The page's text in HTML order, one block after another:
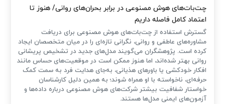
چت‌بات‌های هوش مصنوعی در برابر بحران‌های روانی/ هنوز تا
اعتماد کامل فاصله داریم
گسترش استفاده از چت‌بات‌های هوش مصنوعی برای دریافت
مشاوره‌های عاطفی و روانی، نگرانی تازه‌ای را در میان متخصصان ایجاد
کرده است. پژوهشگران می‌گویند مدل‌های جدید در تشخیص پریشانی
روانی بهتر شده‌اند، اما هنوز ممکن است در موقعیت‌های حساس مانند
افکار خودکشی یا باورهای هذیانی، به‌جای هدایت فرد به سمت کمک
حرفه‌ای، ناخواسته با او همراه شوند؛ به همین دلیل کارشناسان
خواستار شفافیت بیشتر شرکت‌های هوش مصنوعی درباره داده‌ها و
آزمون‌های ایمنی مدل‌ها هستند.